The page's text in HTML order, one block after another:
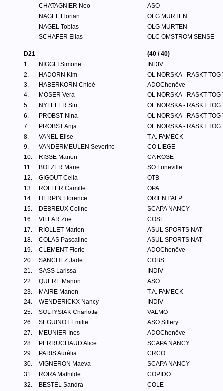
CHATAGNIER Neo
ASO
NAGEL Florian
OLG MURTEN
NAGEL Tobias
OLG MURTEN
SCHAFER Elias
OLC OMSTROM SENSE
D21
(40 / 40)
1.
NIGGLI Simone
INDIV
2.
HADORN Kim
OL NORSKA - RASKT TOG
3.
HABERKORN Chloé
ADOChenôve
4.
MOSER Vera
OL NORSKA - RASKT TOG
5.
NYFELER Siri
OL NORSKA - RASKT TOG
6.
PROBST Nina
OL NORSKA - RASKT TOG
7.
PROBST Anja
OL NORSKA - RASKT TOG
8.
VANEL Elise
T.A. FAMECK
9.
VANDERMEULEN Severine
CO LIEGE
10.
RISSE Marion
CA ROSE
11.
BOLZER Marie
SO Luneville
12.
GIGOUT Celia
OTB
13.
ROLLER Camille
OPA
14.
HERPIN Florence
ORIENT'ALP
15.
DEBREUX Coline
SCAPA NANCY
16.
VILLAR Zoe
COSE
17.
RIOLLET Marion
ASUL SPORTS NAT
18.
COLAS Pascaline
ASUL SPORTS NAT
19.
CLEMENT Florie
ADOChenôve
20.
SANCHEZ Jade
COBS
21.
SASS Larissa
INDIV
22.
QUERE Manon
ASO
23.
MAIRE Manon
T.A. FAMECK
24.
WENDERICKX Nancy
INDIV
25.
SOLTYSIAK Charlotte
VALMO
26.
SEGUINOT Emilie
ASO Sillery
27.
MEUNIER Ines
ADOChenôve
28.
PERRUCHAUD Alice
SCAPA NANCY
29.
PARIS Aurélia
CRCO
30.
VIGNERON Maeva
SCAPA NANCY
31.
RORA Mathilde
COPIDO
32.
BESTEL Sandra
COLE